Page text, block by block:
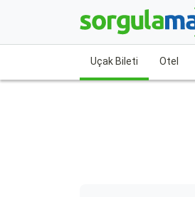
Uçak Bileti Otel